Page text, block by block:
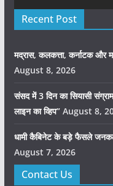
Recent Post
मद्रास, कलकत्ता, कर्नाटक और
August 8, 2026
संसद में 3 दिन का सियासी
लाइन का व्हिप” August 8,
धामी कैबिनेट के बड़े फैसले
August 7, 2026
Contact Us